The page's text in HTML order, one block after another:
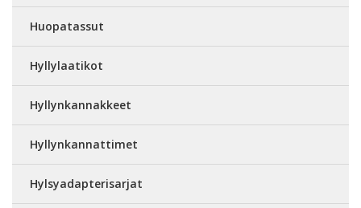
Huopatassut
Hyllylaatikot
Hyllynkannakkeet
Hyllynkannattimet
Hylsyadapterisarjat